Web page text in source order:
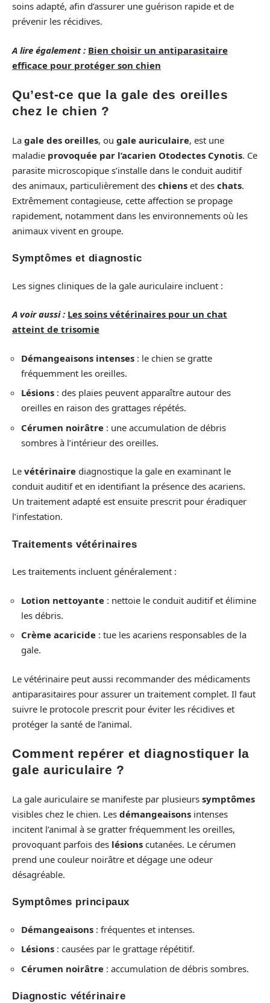
soins adapté, afin d’assurer une guérison rapide et de
prévenir les récidives.
A lire également : Bien choisir un antiparasitaire
efficace pour protéger son chien
Qu’est-ce que la gale des oreilles
chez le chien ?
La gale des oreilles, ou gale auriculaire, est une
maladie provoquée par l’acarien Otodectes Cynotis. Ce
parasite microscopique s’installe dans le conduit auditif
des animaux, particulièrement des chiens et des chats.
Extrêmement contagieuse, cette affection se propage
rapidement, notamment dans les environnements où les
animaux vivent en groupe.
Symptômes et diagnostic
Les signes cliniques de la gale auriculaire incluent :
A voir aussi : Les soins vétérinaires pour un chat
atteint de trisomie
Démangeaisons intenses : le chien se gratte
fréquemment les oreilles.
Lésions : des plaies peuvent apparaître autour des
oreilles en raison des grattages répétés.
Cérumen noirâtre : une accumulation de débris
sombres à l’intérieur des oreilles.
Le vétérinaire diagnostique la gale en examinant le
conduit auditif et en identifiant la présence des acariens.
Un traitement adapté est ensuite prescrit pour éradiquer
l’infestation.
Traitements vétérinaires
Les traitements incluent généralement :
Lotion nettoyante : nettoie le conduit auditif et élimine
les débris.
Crème acaricide : tue les acariens responsables de la
gale.
Le vétérinaire peut aussi recommander des médicaments
antiparasitaires pour assurer un traitement complet. Il faut
suivre le protocole prescrit pour éviter les récidives et
protéger la santé de l’animal.
Comment repérer et diagnostiquer la
gale auriculaire ?
La gale auriculaire se manifeste par plusieurs symptômes
visibles chez le chien. Les démangeaisons intenses
incitent l’animal à se gratter fréquemment les oreilles,
provoquant parfois des lésions cutanées. Le cérumen
prend une couleur noirâtre et dégage une odeur
désagréable.
Symptômes principaux
Démangeaisons : fréquentes et intenses.
Lésions : causées par le grattage répétitif.
Cérumen noirâtre : accumulation de débris sombres.
Diagnostic vétérinaire